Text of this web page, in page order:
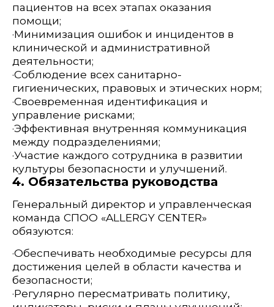
5. Кому адресована политика
Настоящая политика предназначена для
всех сотрудников клиники, а также для
наших партнёров и пациентов. Она
отражает нашу приверженность качеству,
открытости и развитию. Каждый сотрудник
обязан ознакомиться с политикой,
понимать её содержание и активно
участвовать в её реализации.
Генеральный директор и управленческая
команда СПОО «ALLERGY CENTER»
обязуются:
·Обеспечивать необходимые ресурсы для
достижения целей в области качества и
безопасности;
·Регулярно пересматривать политику,
индикаторы, риски и планы улучшений;
·Вовлекать персонал всех уровней в
процессы развития клиники;
·Стремиться к внешней сертификации и
соответствию лучшим международным
практикам.